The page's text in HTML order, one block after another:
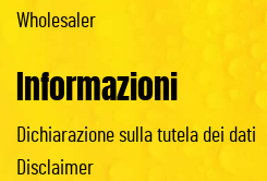
Wholesaler
Informazioni
Dichiarazione sulla tutela dei dati
Disclaimer